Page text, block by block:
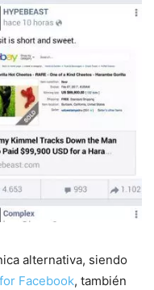
alternativa, siendo
Facebook, también